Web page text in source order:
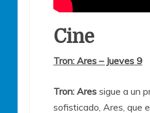
Cine
Tron: Ares – Jueves 9
Tron: Ares sigue a un
sofisticado, Ares, que